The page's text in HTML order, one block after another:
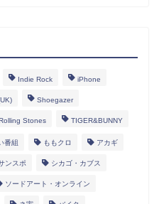
Indie Rock iPhone
Shoegazer
Stones TIGER&BUNNY
番組 ももクロ アカギ
ンスポ シカゴ・カブス
ソードアート・オンライン